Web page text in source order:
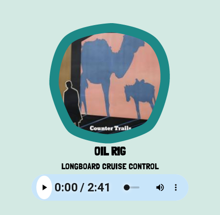
OIL RIG
LONGBOARD CRUISE CONTROL